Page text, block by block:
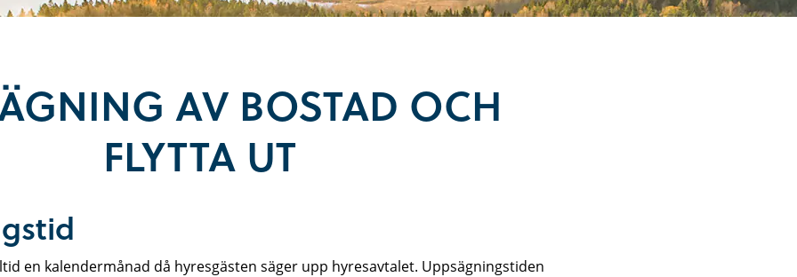
AV BOSTAD OCH
FLYTTA UT
en kalendermånad då hyresgästen säger upp hyresavtalet. Uppsägningstiden